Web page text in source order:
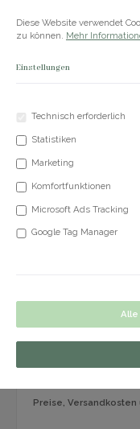
Versand &
Preise,
Diese Website verwendet
zu können. Mehr
Einstellungen
Technisch erforderlich
Statistiken
Marketing
Komfortfunktionen
Microsoft Ads Tracking
Google Tag Manager